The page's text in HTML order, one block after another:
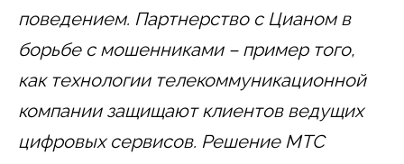
поведением. Партнерство с Цианом в
борьбе с мошенниками –пример того,
как технологии телекоммуникационной
компании защищают клиентов ведущих
цифровых сервисов. Решение МТС